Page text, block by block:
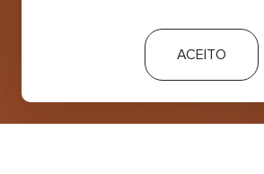
ACEITO